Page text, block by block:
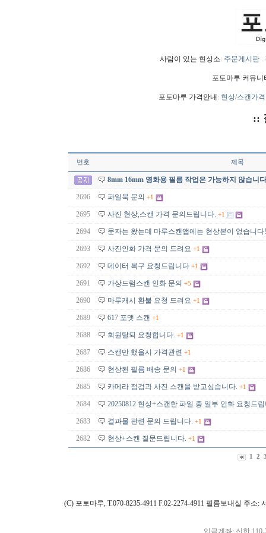
사람이 있는 현상소: 주문게시판.
포토마루 커뮤
포토마루 가격안내: 현상/스캔가격
::
번호 제목
8mm 16mm 영화용 필름 작업은 가능하지 않습니
2696 파일북 문의 +1
2695 사진 현상,스캔 가격 문의드립니다. +1
2694 문자는 왔는데 마루스캔앱에는 현상본이 없습니다!
2693 사진인화 가격 문의 드려요 +1
2692 데이터 복구 요청드립니다 +1
2691 가상드럼스캔 인화 문의 +5
2690 마루캐시 환불 요청 드려요 +1
2689 617 포맷 스캔 +1
2688 회원탈퇴 요청합니다. +1
2687 스캔만 했을시 가격관련 +1
2686 현상된 필름 배송 문의 +1
2685 카메라 점검과 사진 스캔을 받고싶습니다. +1
2684 20250812 현상+스캔한 파일 중 일부 인화 요청드
2683 결과물 관련 문의 드립니다. +1
2682 현상+스캔 질문드립니다. +1
1 2
(C) 포토마루, T.070-8235-4911 F.02-2274-4911 필름보내실 주
입금계좌: 신한